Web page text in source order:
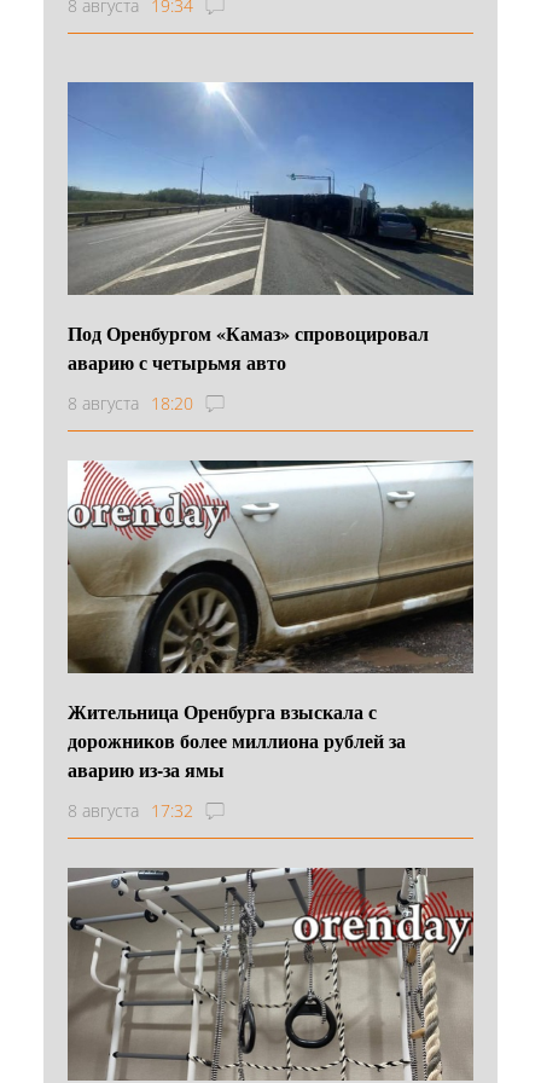
8 августа 19:34
Под Оренбургом «Камаз» спровоцировал
аварию с четырьмя авто
8 августа 18:20
Жительница Оренбурга взыскала с
дорожников более миллиона рублей за
аварию из-за ямы
8 августа 17:32